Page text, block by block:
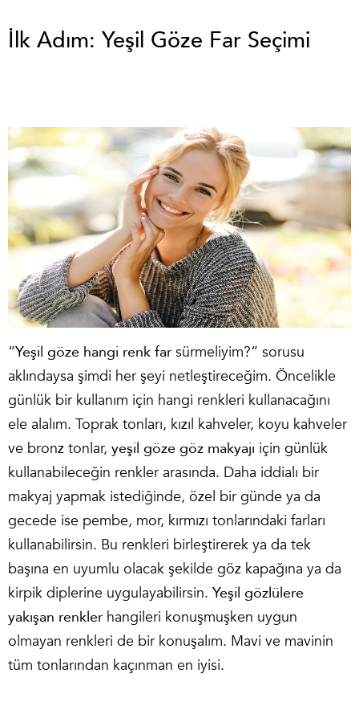
İlk Adım: Yeşil Göze Far Seçimi
“Yeşil göze hangi renk far sürmeliyim?” sorusu
aklındaysa şimdi her şeyi netleştireceğim. Öncelikle
günlük bir kullanım için hangi renkleri kullanacağını
ele alalım. Toprak tonları, kızıl kahveler, koyu kahveler
ve bronz tonlar, yeşil göze göz makyajı için günlük
kullanabileceğin renkler arasında. Daha iddialı bir
makyaj yapmak istediğinde, özel bir günde ya da
gecede ise pembe, mor, kırmızı tonlarındaki farları
kullanabilirsin. Bu renkleri birleştirerek ya da tek
başına en uyumlu olacak şekilde göz kapağına ya da
kirpik diplerine uygulayabilirsin. Yeşil gözlülere
yakışan renkler hangileri konuşmuşken uygun
olmayan renkleri de bir konuşalım. Mavi ve mavinin
tüm tonlarından kaçınman en iyisi.